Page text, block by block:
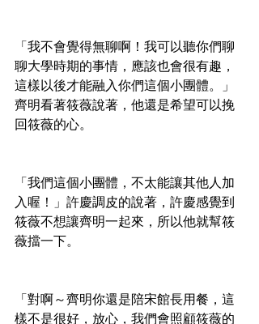
「我不會覺得無聊啊！我可以聽你們聊
聊大學時期的事情，應該也會很有趣，
這樣以後才能融入你們這個小團體。」
齊明看著筱薇說著，他還是希望可以挽
回筱薇的心。
「我們這個小團體，不太能讓其他人加
入喔！」許慶調皮的說著，許慶感覺到
筱薇不想讓齊明一起來，所以他就幫筱
薇擋一下。
「對啊～齊明你還是陪宋館長用餐，這
樣不是很好，放心，我們會照顧筱薇的